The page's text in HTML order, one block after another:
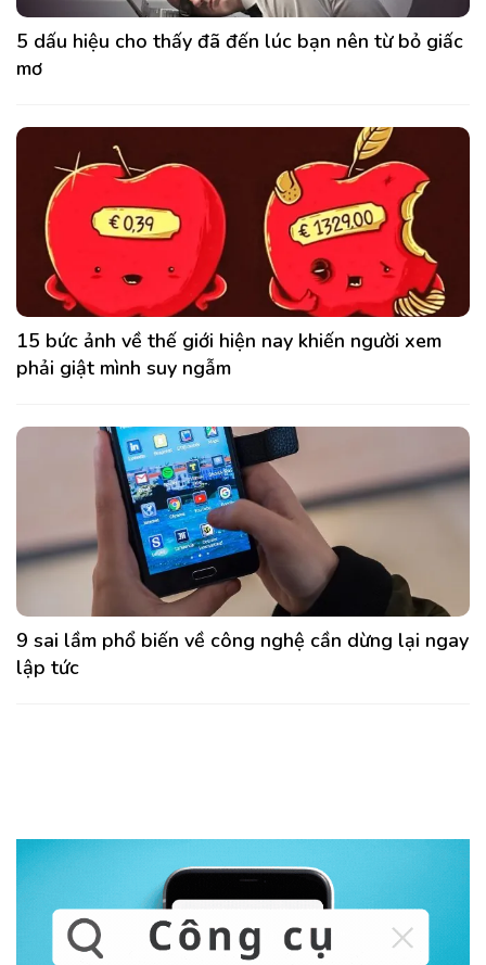
5 dấu hiệu cho thấy đã đến lúc bạn nên từ bỏ giấc
mơ
15 bức ảnh về thế giới hiện nay khiến người xem
phải giật mình suy ngẫm
9 sai lầm phổ biến về công nghệ cần dừng lại ngay
lập tức